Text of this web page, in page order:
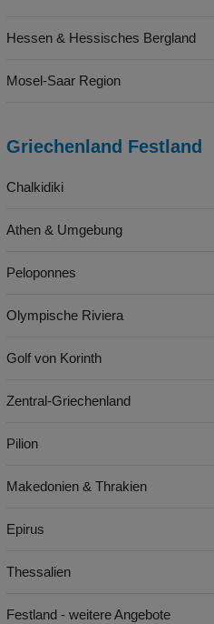
Hessen & Hessisches Bergland
Mosel-Saar Region
Griechenland Festland
Chalkidiki
Athen & Umgebung
Peloponnes
Olympische Riviera
Golf von Korinth
Zentral-Griechenland
Pilion
Makedonien & Thrakien
Epirus
Thessalien
Festland - weitere Angebote